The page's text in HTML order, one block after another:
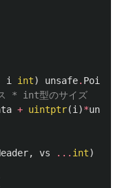
i int) unsafe. Pointer
* int型のサイズ
+ uintptr(i )*unsafe
, vs ... int)